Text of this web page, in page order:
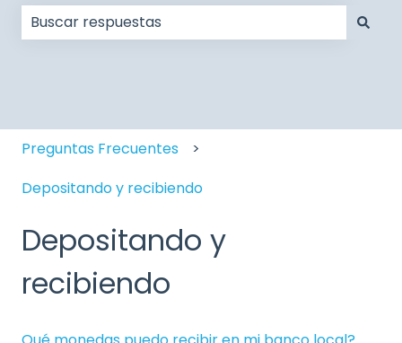
Preguntas Frecuentes
Depositando y recibiendo
Depositando y
recibiendo